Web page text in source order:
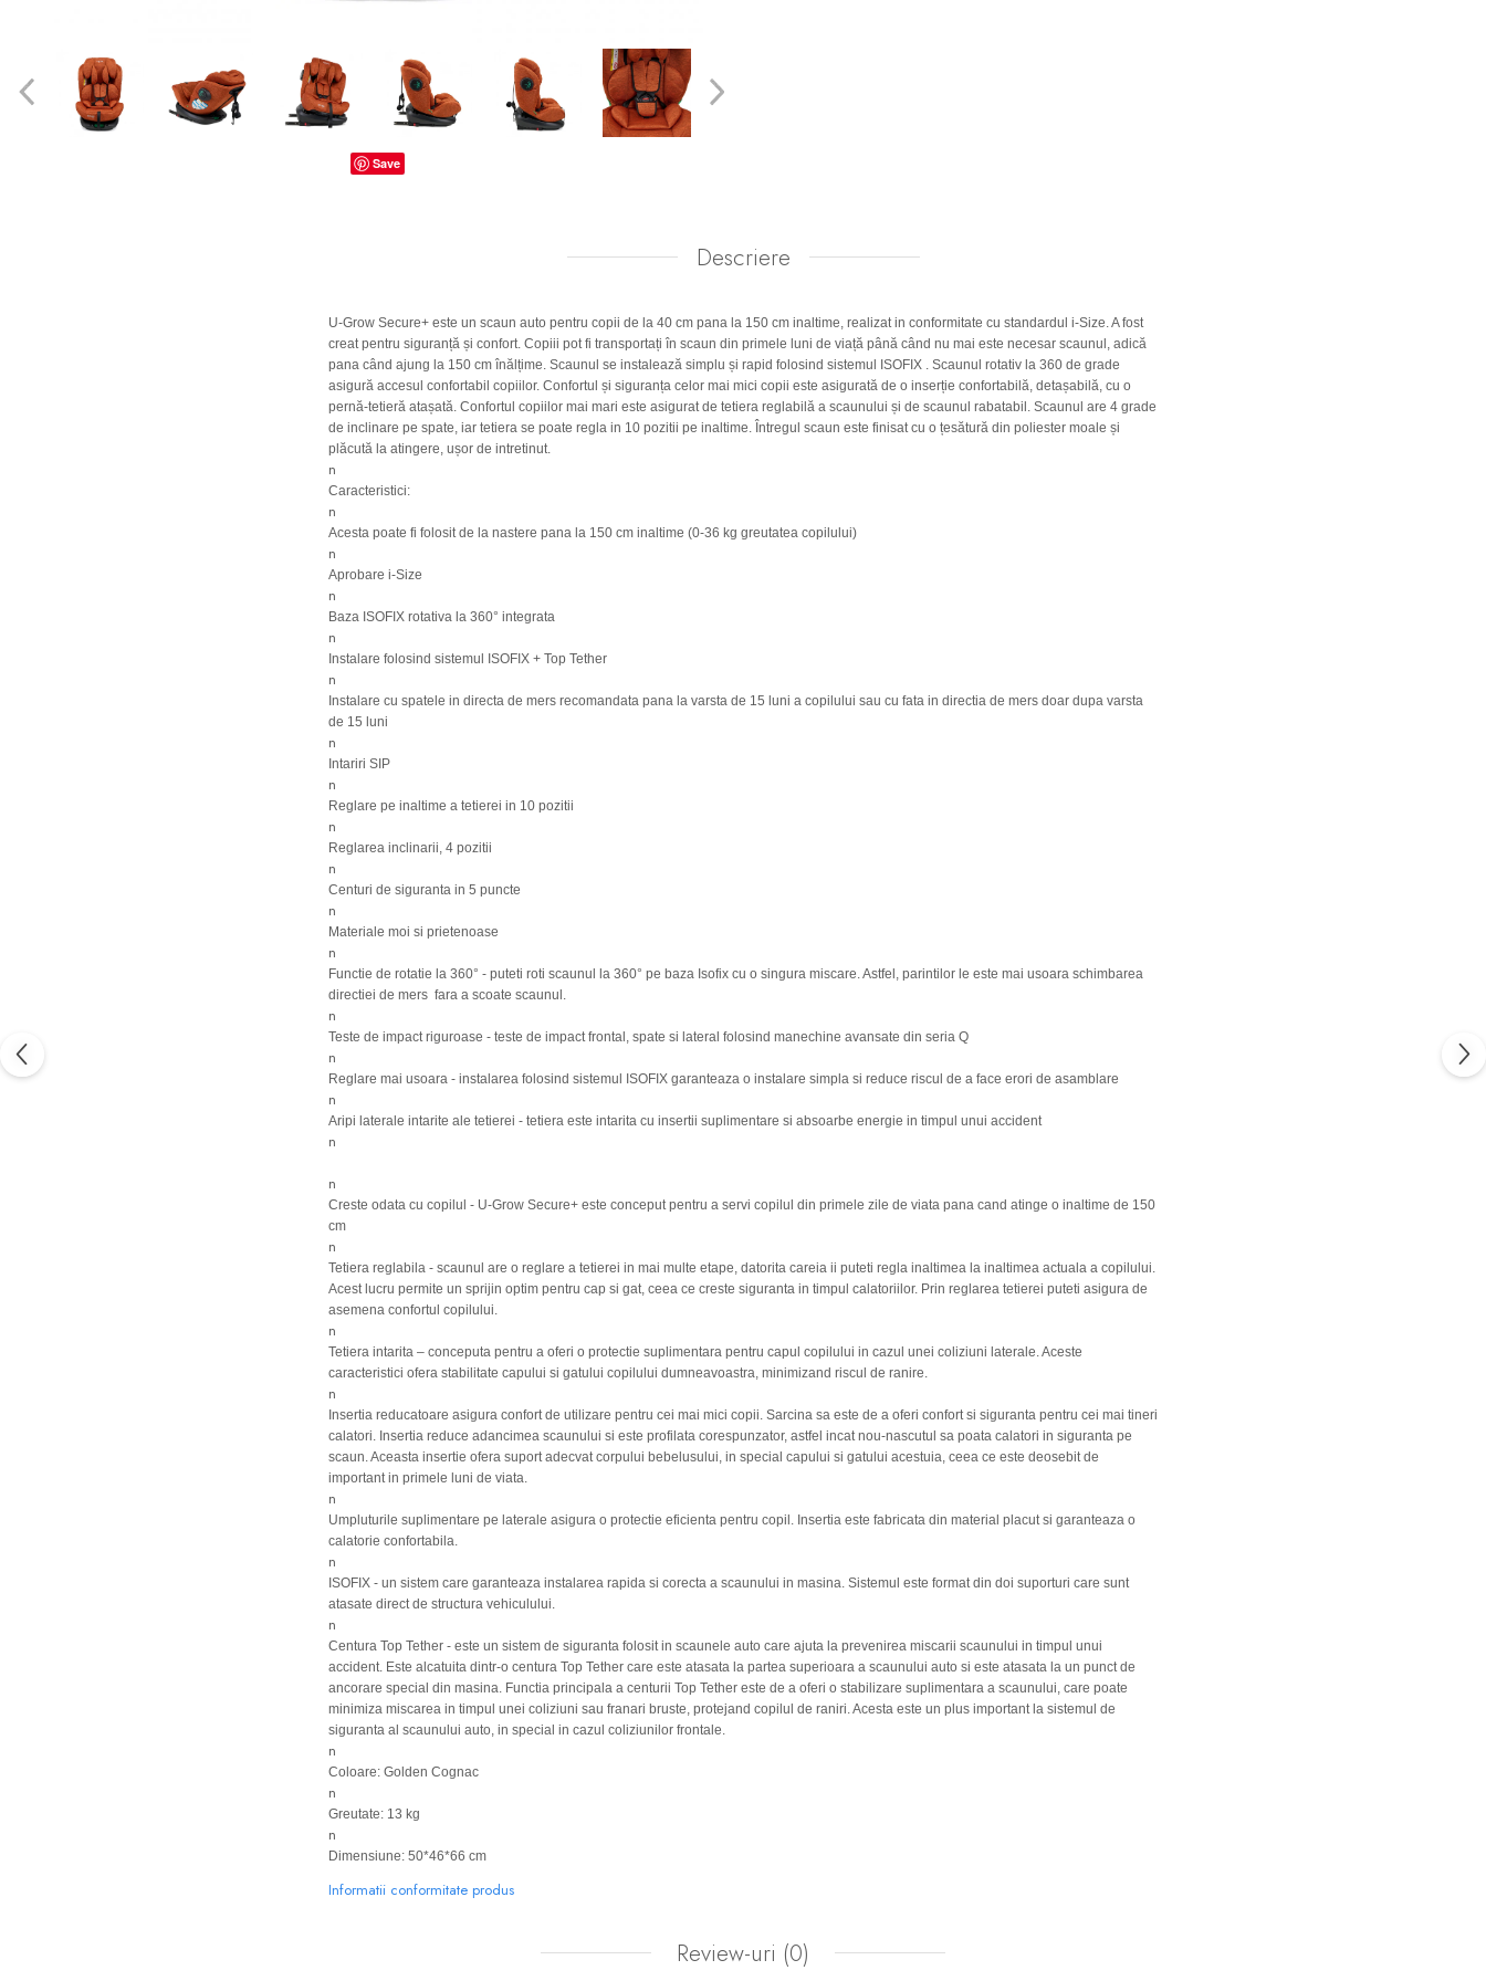
Produse îngrijire copii
Igiena copii
Save
Descriere
U-Grow Secure+ este un scaun auto pentru copii de la 40 cm pana la 150 cm inaltime, realizat in conformitate cu standardul i-Size. A fost
creat pentru siguranță și confort. Copiii pot fi transportați în scaun din primele luni de viață până când nu mai este necesar scaunul, adică
pana când ajung la 150 cm înălțime. Scaunul se instalează simplu și rapid folosind sistemul ISOFIX . Scaunul rotativ la 360 de grade
asigură accesul confortabil copiilor. Confortul și siguranța celor mai mici copii este asigurată de o inserție confortabilă, detașabilă, cu o
pernă-tetieră atașată. Confortul copiilor mai mari este asigurat de tetiera reglabilă a scaunului și de scaunul rabatabil. Scaunul are 4 grade
de inclinare pe spate, iar tetiera se poate regla in 10 pozitii pe inaltime. Întregul scaun este finisat cu o țesătură din poliester moale și
plăcută la atingere, ușor de intretinut.
n
Caracteristici:
n
Acesta poate fi folosit de la nastere pana la 150 cm inaltime (0-36 kg greutatea copilului)
n
Aprobare i-Size
n
Baza ISOFIX rotativa la 360° integrata
n
Instalare folosind sistemul ISOFIX + Top Tether
n
Instalare cu spatele in directa de mers recomandata pana la varsta de 15 luni a copilului sau cu fata in directia de mers doar dupa varsta
de 15 luni
n
Intariri SIP
n
Reglare pe inaltime a tetierei in 10 pozitii
n
Reglarea inclinarii, 4 pozitii
n
Centuri de siguranta in 5 puncte
n
Materiale moi si prietenoase
n
Functie de rotatie la 360° - puteti roti scaunul la 360° pe baza Isofix cu o singura miscare. Astfel, parintilor le este mai usoara schimbarea
directiei de mers fara a scoate scaunul.
n
Teste de impact riguroase - teste de impact frontal, spate si lateral folosind manechine avansate din seria Q
n
Reglare mai usoara - instalarea folosind sistemul ISOFIX garanteaza o instalare simpla si reduce riscul de a face erori de asamblare
n
Aripi laterale intarite ale tetierei - tetiera este intarita cu insertii suplimentare si absoarbe energie in timpul unui accident
n
n
Creste odata cu copilul - U-Grow Secure+ este conceput pentru a servi copilul din primele zile de viata pana cand atinge o inaltime de 150
cm
n
Tetiera reglabila - scaunul are o reglare a tetierei in mai multe etape, datorita careia ii puteti regla inaltimea la inaltimea actuala a copilului.
Acest lucru permite un sprijin optim pentru cap si gat, ceea ce creste siguranta in timpul calatoriilor. Prin reglarea tetierei puteti asigura de
asemena confortul copilului.
n
Tetiera intarita – conceputa pentru a oferi o protectie suplimentara pentru capul copilului in cazul unei coliziuni laterale. Aceste
caracteristici ofera stabilitate capului si gatului copilului dumneavoastra, minimizand riscul de ranire.
n
Insertia reducatoare asigura confort de utilizare pentru cei mai mici copii. Sarcina sa este de a oferi confort si siguranta pentru cei mai tineri
calatori. Insertia reduce adancimea scaunului si este profilata corespunzator, astfel incat nou-nascutul sa poata calatori in siguranta pe
scaun. Aceasta insertie ofera suport adecvat corpului bebelusului, in special capului si gatului acestuia, ceea ce este deosebit de
important in primele luni de viata.
n
Umpluturile suplimentare pe laterale asigura o protectie eficienta pentru copil. Insertia este fabricata din material placut si garanteaza o
calatorie confortabila.
n
ISOFIX - un sistem care garanteaza instalarea rapida si corecta a scaunului in masina. Sistemul este format din doi suporturi care sunt
atasate direct de structura vehiculului.
n
Centura Top Tether - este un sistem de siguranta folosit in scaunele auto care ajuta la prevenirea miscarii scaunului in timpul unui
accident. Este alcatuita dintr-o centura Top Tether care este atasata la partea superioara a scaunului auto si este atasata la un punct de
ancorare special din masina. Functia principala a centurii Top Tether este de a oferi o stabilizare suplimentara a scaunului, care poate
minimiza miscarea in timpul unei coliziuni sau franari bruste, protejand copilul de raniri. Acesta este un plus important la sistemul de
siguranta al scaunului auto, in special in cazul coliziunilor frontale.
n
Coloare: Golden Cognac
n
Greutate: 13 kg
n
Dimensiune: 50*46*66 cm
Informatii conformitate produs
Review-uri (0)